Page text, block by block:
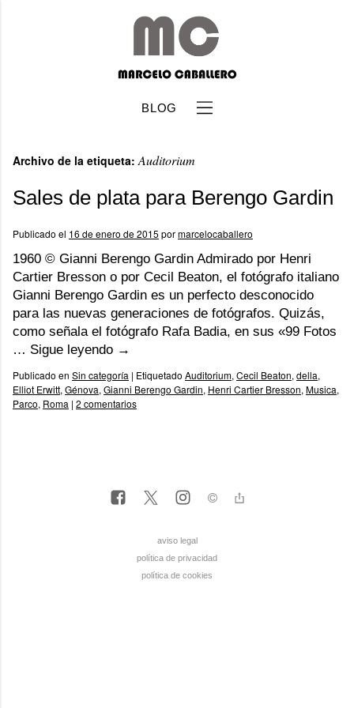
BLOG
Archivo de la etiqueta:Auditorium
Sales de plata para Berengo Gardin
Publicado el 16 de enero de 2015 pormarcelocaballero
1960 © Gianni Berengo Gardin Admirado por Henri
Cartier Bresson o por Cecil Beaton, el fotógrafo italiano
Gianni Berengo Gardin es un perfecto desconocido
para las nuevas generaciones de fotógrafos. Quizás,
como señala el fotógrafo Rafa Badia, en sus «99 Fotos
… Sigue leyendo →
Publicado en Sin categoría | Etiquetado Auditorium, Cecil Beaton, della,
Elliot Erwitt, Génova, Gianni Berengo Gardin, Henri Cartier Bresson, Musica,
Parco, Roma | 2 comentarios
aviso legal
política de privacidad
política de cookies